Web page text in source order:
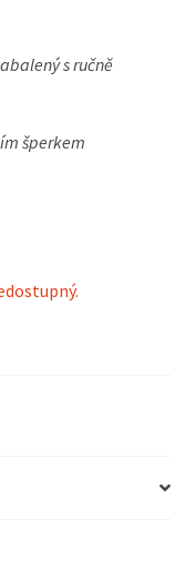
s ručně
šperkem